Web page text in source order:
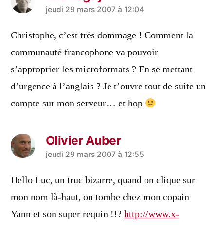
a
dit :
jeudi 29 mars 2007 à 12:04
Christophe, c’est très dommage ! Comment la
communauté francophone va pouvoir
s’approprier les microformats ? En se mettant
d’urgence à l’anglais ? Je t’ouvre tout de suite un
compte sur mon serveur… et hop
Olivier Auber
a
dit :
jeudi 29 mars 2007 à 12:55
Hello Luc, un truc bizarre, quand on clique sur
mon nom là-haut, on tombe chez mon copain
Yann et son super requin !!? http://www.x-